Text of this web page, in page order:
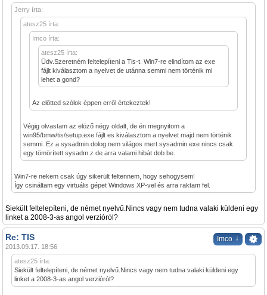
Jerry írta:
atesz25 írta:
Imco írta:
atesz25 írta:
Üdv.Szeretném feltelepíteni a Tis-t. Win7-re elindítom az exe
fájlt kiválasztom a nyelvet de utánna semmi nem történik mi
lehet a gond?
Az előtted szólok éppen erről értekeztek!
Végig olvastam az elöző négy oldalt, de én megnyitom a
win95/bmw/tis/setup.exe fájlt es kiválasztom a nyelvet majd nem történik
semmi. Ez a sysadmin dolog nem világos mert sysadmin.exe nincs csak
egy tömörített sysadm.z de arra valami hibát dob be.
Win7-re nekem csak úgy sikerült feltennem, hogy sehogysem!
Így csináltam egy virtuális gépet Windows XP-vel és arra raktam fel.
Siekült feltelepíteni, de német nyelvű.Nincs vagy nem tudna valaki küldeni egy
linket a 2008-3-as angol verzióról?
Imco ↓
Re: TIS
2013.09.17. 18:56
atesz25 írta:
Siekült feltelepíteni, de német nyelvű.Nincs vagy nem tudna valaki küldeni egy
linket a 2008-3-as angol verzióról?